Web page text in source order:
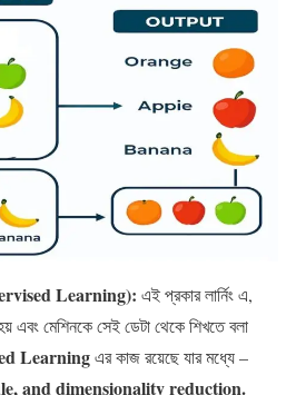
Learning): এই প্রকার লার্নিং এ,
এবং মেশিনকে সেই ডেটা থেকে শিখতে বলা
Learningএর কাজ রয়েছে যার মধ্যে –
and dimensionality reduction.